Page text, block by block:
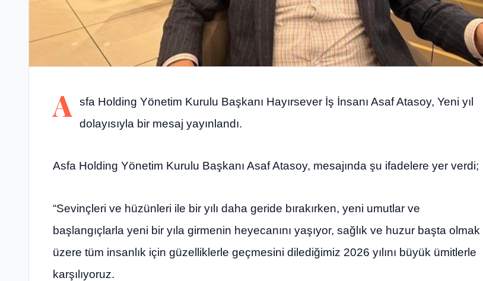
A
sfa Holding Yönetim Kurulu Başkanı Hayırsever İş İnsanı Asaf Atasoy, Yeni yıl
dolayısıyla bir mesaj yayınlandı.
Asfa Holding Yönetim Kurulu Başkanı Asaf Atasoy, mesajında şu ifadelere yer verdi;
“Sevinçleri ve hüzünleri ile bir yılı daha geride bırakırken, yeni umutlar ve
başlangıçlarla yeni bir yıla girmenin heyecanını yaşıyor, sağlık ve huzur başta olmak
üzere tüm insanlık için güzelliklerle geçmesini dilediğimiz 2026 yılını büyük ümitlerle
karşılıyoruz.